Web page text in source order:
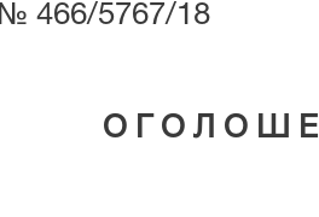
№ 466/5767/18
О Г О Л О Ш